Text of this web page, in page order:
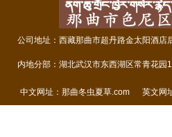
公司地址：西藏那曲市超丹路金太阳酒
内地分部：湖北武汉市东西湖区常青
中文网址： 那曲冬虫夏草.com 英文网